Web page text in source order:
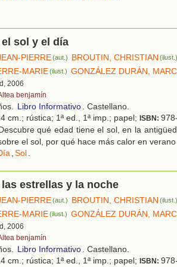
sol y el día
PIERRE(aut.) BROUTIN, CHRISTIAN (ilust.)
MARIE(ilust.) GONZÁLEZ DURÁN,
2006
benjamín
Libro Informativo
. Castellano.
cm.; rústica; 1ª ed., 1ª imp.; papel; ISBN:
qué edad tiene el sol, en la
el sol, por qué hace más calor en
Sol
estrellas y la noche
PIERRE(aut.) BROUTIN, CHRISTIAN (ilust.)
MARIE(ilust.) GONZÁLEZ DURÁN,
2006
benjamín
Libro Informativo. Castellano.
cm.; rústica; 1ª ed., 1ª imp.; papel; ISBN: